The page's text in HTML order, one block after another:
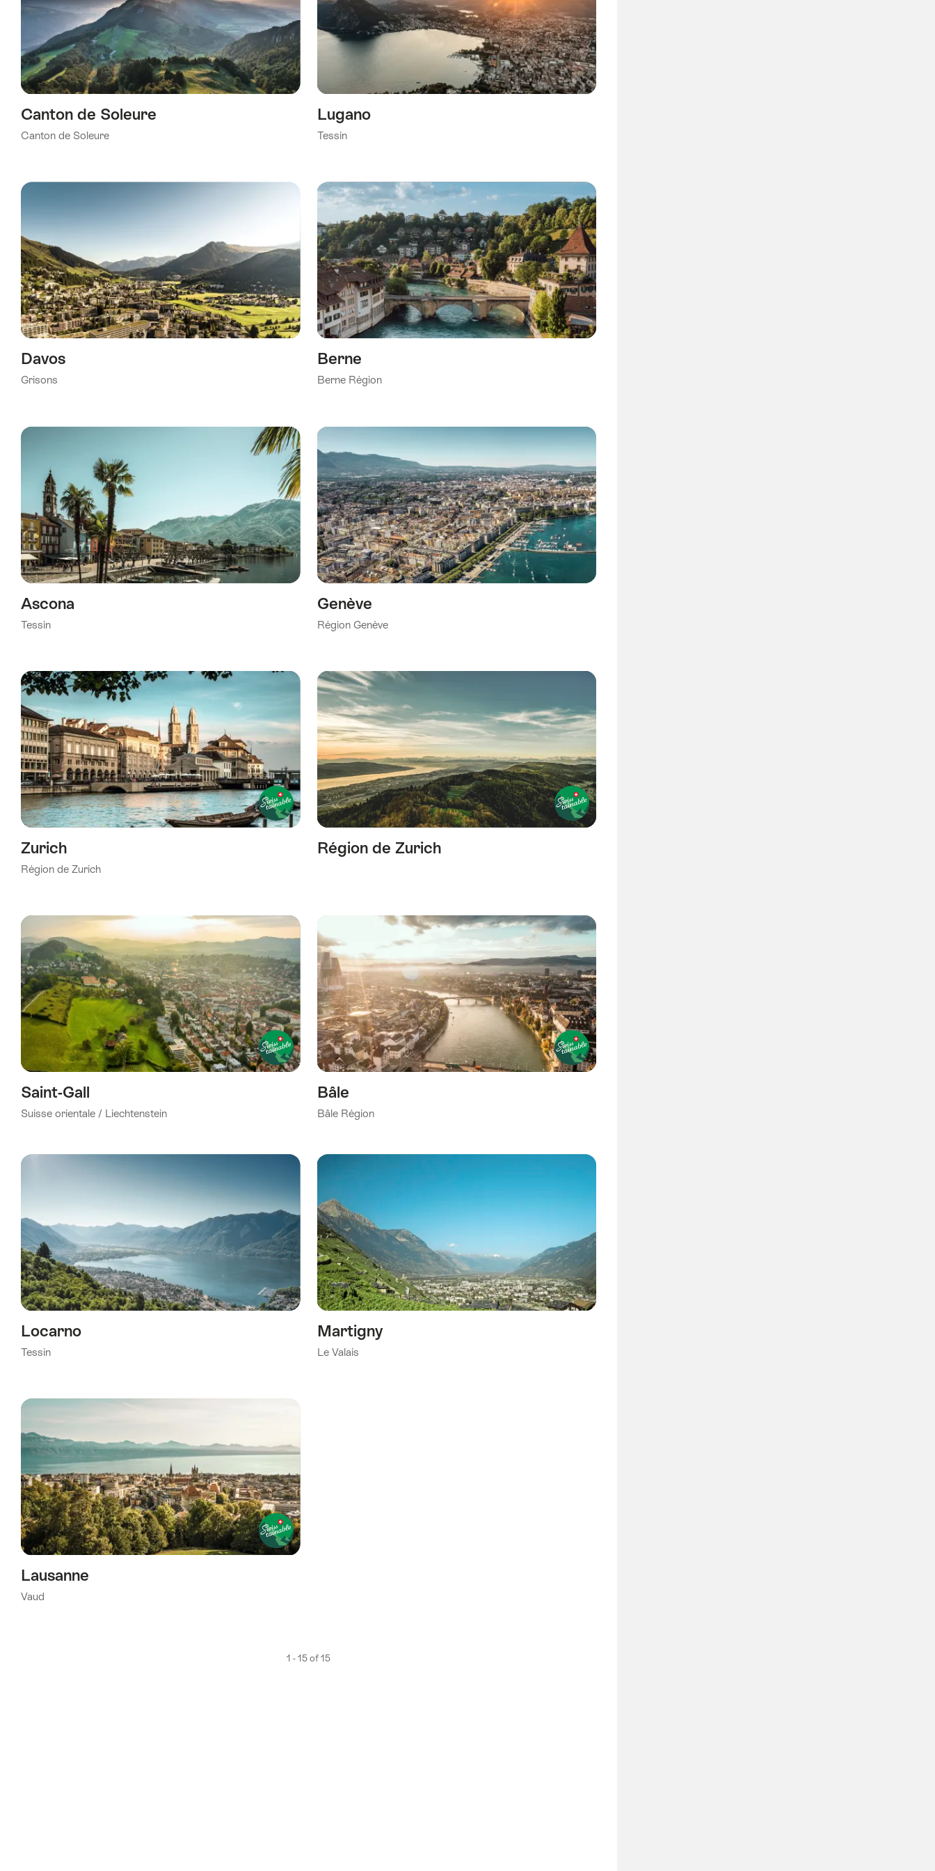
Canton de Soleure
Canton de Soleure
Lugano
Tessin
Davos
Grisons
Berne
Berne Région
Ascona
Tessin
Genève
Région Genève
Zurich
Région de Zurich
Région de Zurich
Saint-Gall
Suisse orientale / Liechtenstein
Bâle
Bâle Région
Locarno
Tessin
Martigny
Le Valais
Lausanne
Vaud
1 - 15 of 15